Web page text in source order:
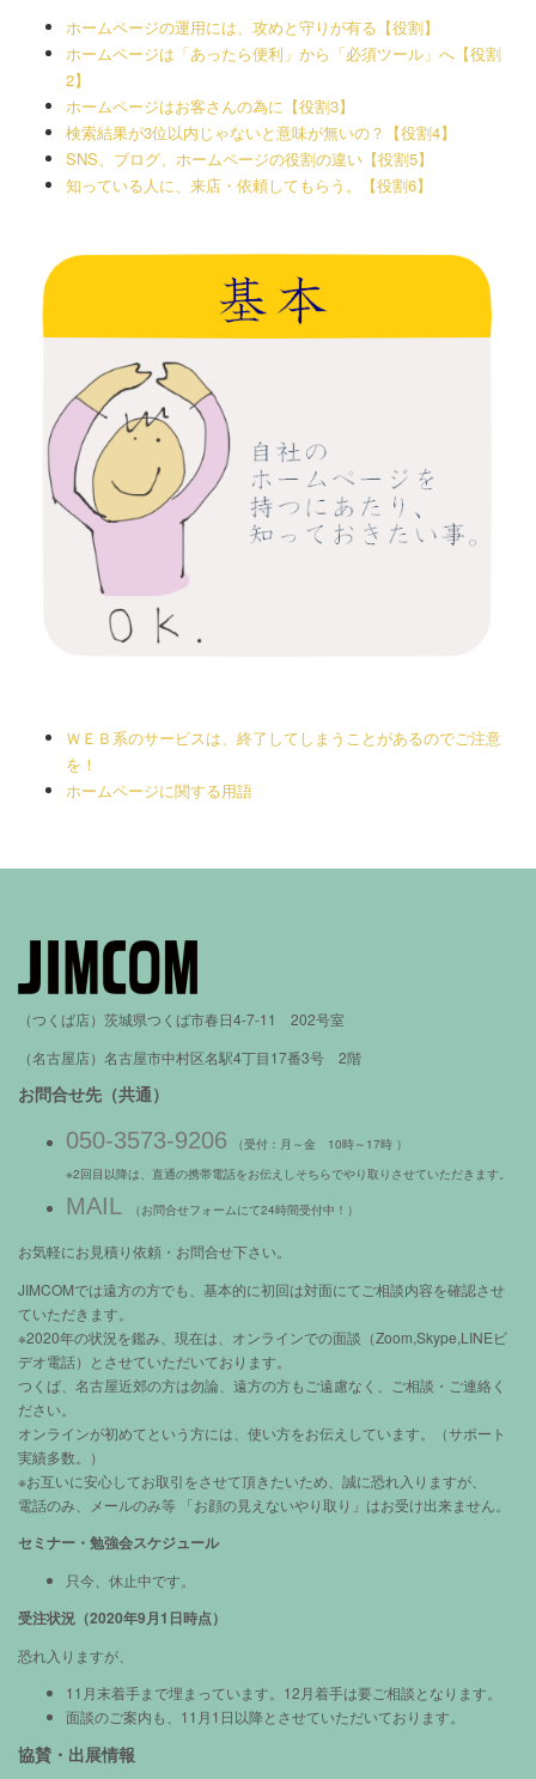
ホームページの運用には、攻めと守りが有る【役割】
ホームページは「あったら便利」から「必須ツール」へ【役割
2】
ホームページはお客さんの為に【役割3】
検索結果が3位以内じゃないと意味が無いの？【役割4】
SNS、ブログ、ホームページの役割の違い【役割5】
知っている人に、来店・依頼してもらう。【役割6】
ＷＥＢ系のサービスは、終了してしまうことがあるのでご注意
を！
ホームページに関する用語
（つくば店）茨城県つくば市春日4-7-11 202号室
（名古屋店）名古屋市中村区名駅4丁目17番3号 2階
お問合せ先（共通）
050-3573-9206
（受付：月～金 10時～17時 ）
※2回目以降は、直通の携帯電話をお伝えしそちらでやり取りさせていただきます。
MAIL （お問合せフォームにて24時間受付中！）
お気軽にお見積り依頼・お問合せ下さい。
JIMCOMでは遠方の方でも、基本的に初回は対面にてご相談内容を確認させ
ていただきます。
※2020年の状況を鑑み、現在は、オンラインでの面談（Zoom,Skype,LINEビ
デオ電話）とさせていただいております。
つくば、名古屋近郊の方は勿論、遠方の方もご遠慮なく、ご相談・ご連絡く
ださい。
オンラインが初めてという方には、使い方をお伝えしています。（サポート
実績多数。）
※お互いに安心してお取引をさせて頂きたいため、誠に恐れ入りますが、
電話のみ、メールのみ等 「お顔の見えないやり取り」はお受け出来ません。
セミナー・勉強会スケジュール
只今、休止中です。
受注状況（2020年9月1日時点）
恐れ入りますが、
11月末着手まで埋まっています。12月着手は要ご相談となります。
面談のご案内も、11月1日以降とさせていただいております。
協賛・出展情報